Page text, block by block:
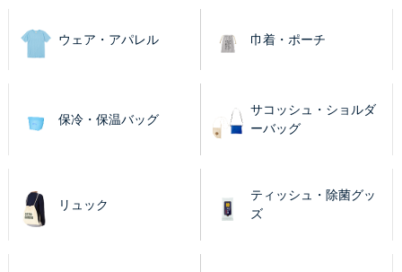
ウェア・アパレル 巾着・ポーチ
保冷・保温バッグ
サコッシュ・ショルダ
ーバッグ
リュック
ティッシュ・除菌グッ
ズ